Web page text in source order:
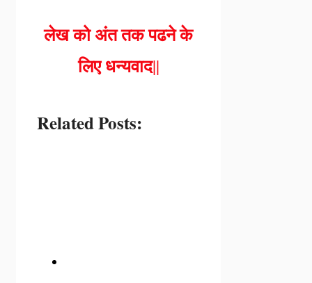
लेख को अंत तक पढने के
लिए धन्यवाद||
Related Posts: